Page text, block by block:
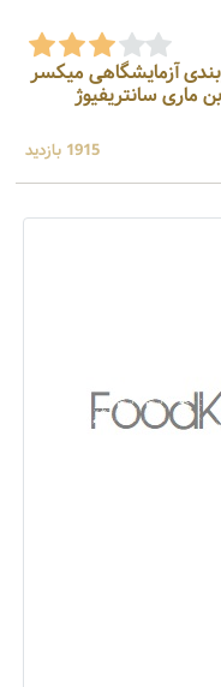
تولید کننده ، فروشنده هود شیمی سکوبندی آزمایشگاهی میکسر
هماتولوژی انکوباتور 55 لیتری هوشمند بن ماری سانتریفیوژ
1915 بازدید